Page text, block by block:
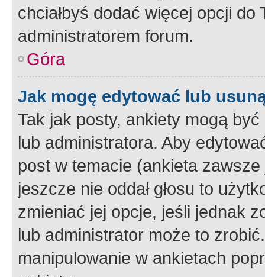
chciałbyś dodać więcej opcji
administratorem forum.
Góra
Jak mogę edytować lub
Tak jak posty, ankiety mogą
lub administratora. Aby
post w temacie (ankieta
jeszcze nie oddał głosu to
zmieniać jej opcje, jeśli jednak
lub administrator może to
manipulowanie w ankietach